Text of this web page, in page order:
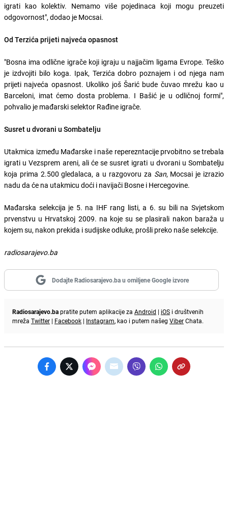
igrati kao kolektiv. Nemamo više pojedinaca koji mogu preuzeti
odgovornost", dodao je Mocsai.
Od Terzića prijeti najveća opasnost
"Bosna ima odlične igrače koji igraju u najjačim ligama Evrope. Teško
je izdvojiti bilo koga. Ipak, Terzića dobro poznajem i od njega nam
prijeti najveća opasnost. Ukoliko još Šarić bude čuvao mrežu kao u
Barceloni, imat ćemo dosta problema. I Bašić je u odličnoj formi",
pohvalio je mađarski selektor Rađine igrače.
Susret u dvorani u Sombatelju
Utakmica između Mađarske i naše reperezntacije prvobitno se trebala
igrati u Vezsprem areni, ali će se susret igrati u dvorani u Sombatelju
koja prima 2.500 gledalaca, a u razgovoru za San, Mocsai je izrazio
nadu da će na utakmicu doći i navijači Bosne i Hercegovine.
Mađarska selekcija je 5. na IHF rang listi, a 6. su bili na Svjetskom
prvenstvu u Hrvatskoj 2009. na koje su se plasirali nakon baraža u
kojem su, nakon prekida i sudijske odluke, prošli preko naše selekcije.
radiosarajevo.ba
Dodajte Radiosarajevo.ba u omiljene Google izvore
Radiosarajevo.bapratite putem aplikacije za Android | iOS i društvenih
mreža Twitter | Facebook | Instagram, kao i putem našeg ViberChata.